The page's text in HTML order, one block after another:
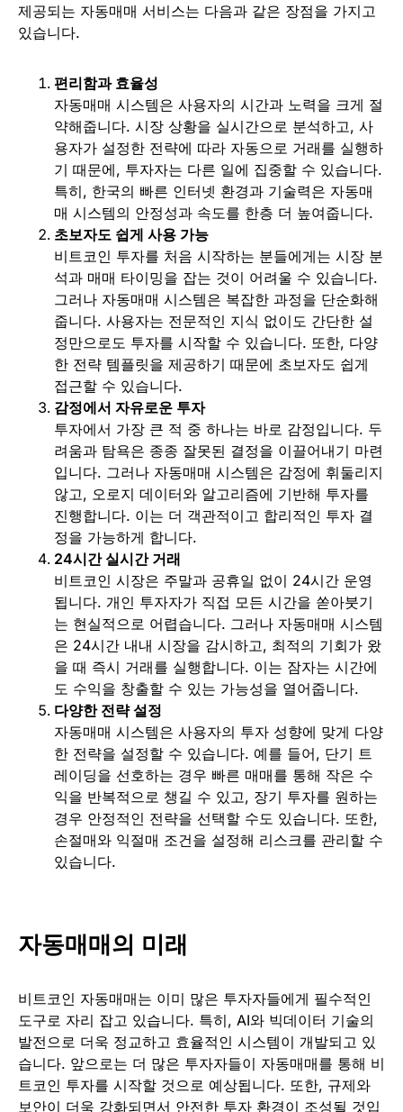
제공되는 자동매매 서비스는 다음과 같은 장점을 가지고
있습니다.
편리함과 효율성
자동매매 시스템은 사용자의 시간과 노력을 크게 절
약해줍니다. 시장 상황을 실시간으로 분석하고, 사
용자가 설정한 전략에 따라 자동으로 거래를 실행하
기 때문에, 투자자는 다른 일에 집중할 수 있습니다.
특히, 한국의 빠른 인터넷 환경과 기술력은 자동매
매 시스템의 안정성과 속도를 한층 더 높여줍니다.
초보자도 쉽게 사용 가능
비트코인 투자를 처음 시작하는 분들에게는 시장 분
석과 매매 타이밍을 잡는 것이 어려울 수 있습니다.
그러나 자동매매 시스템은 복잡한 과정을 단순화해
줍니다. 사용자는 전문적인 지식 없이도 간단한 설
정만으로도 투자를 시작할 수 있습니다. 또한, 다양
한 전략 템플릿을 제공하기 때문에 초보자도 쉽게
접근할 수 있습니다.
감정에서 자유로운 투자
투자에서 가장 큰 적 중 하나는 바로 감정입니다. 두
려움과 탐욕은 종종 잘못된 결정을 이끌어내기 마련
입니다. 그러나 자동매매 시스템은 감정에 휘둘리지
않고, 오로지 데이터와 알고리즘에 기반해 투자를
진행합니다. 이는 더 객관적이고 합리적인 투자 결
정을 가능하게 합니다.
24시간 실시간 거래
비트코인 시장은 주말과 공휴일 없이 24시간 운영
됩니다. 개인 투자자가 직접 모든 시간을 쏟아붓기
는 현실적으로 어렵습니다. 그러나 자동매매 시스템
은 24시간 내내 시장을 감시하고, 최적의 기회가 왔
을 때 즉시 거래를 실행합니다. 이는 잠자는 시간에
도 수익을 창출할 수 있는 가능성을 열어줍니다.
다양한 전략 설정
자동매매 시스템은 사용자의 투자 성향에 맞게 다양
한 전략을 설정할 수 있습니다. 예를 들어, 단기 트
레이딩을 선호하는 경우 빠른 매매를 통해 작은 수
익을 반복적으로 챙길 수 있고, 장기 투자를 원하는
경우 안정적인 전략을 선택할 수도 있습니다. 또한,
손절매와 익절매 조건을 설정해 리스크를 관리할 수
있습니다.
자동매매의 미래
비트코인 자동매매는 이미 많은 투자자들에게 필수적인
도구로 자리 잡고 있습니다. 특히, AI와 빅데이터 기술의
발전으로 더욱 정교하고 효율적인 시스템이 개발되고 있
습니다. 앞으로는 더 많은 투자자들이 자동매매를 통해 비
트코인 투자를 시작할 것으로 예상됩니다. 또한, 규제와
보안이 더욱 강화되면서 안전한 투자 환경이 조성될 것입